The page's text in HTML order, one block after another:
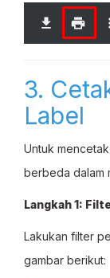
3.
Label
Untuk
berbeda dalam
Langkah 1:
Lakukan filter
gambar berikut: